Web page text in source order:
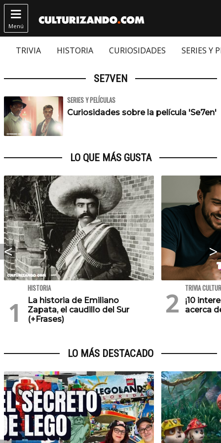

Menú
TRIVIA HISTORIA CURIOSIDADES SERIES Y
SE7VEN
SERIES Y PELÍCULAS
Curiosidades sobre la película 'Se7en'
LO QUE MÁS GUSTA
HISTORIA
La historia de Emiliano
Zapata, el caudillo del Sur
(+Frases)
TRIVIA
¡10
acerca
LO MÁS DESTACADO